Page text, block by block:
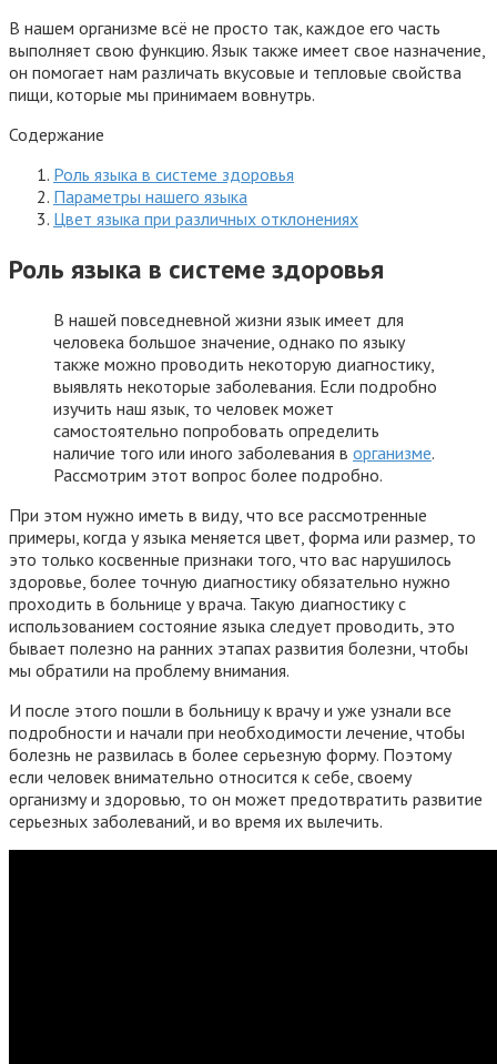
В нашем организме всё не просто так, каждое его часть
выполняет свою функцию. Язык также имеет свое назначение,
он помогает нам различать вкусовые и тепловые свойства
пищи, которые мы принимаем вовнутрь.
Содержание
Роль языка в системе здоровья
Параметры нашего языка
Цвет языка при различных отклонениях
Роль языка в системе здоровья
В нашей повседневной жизни язык имеет для
человека большое значение, однако по языку
также можно проводить некоторую диагностику,
выявлять некоторые заболевания. Если подробно
изучить наш язык, то человек может
самостоятельно попробовать определить
наличие того или иного заболевания в организме.
Рассмотрим этот вопрос более подробно.
При этом нужно иметь в виду, что все рассмотренные
примеры, когда у языка меняется цвет, форма или размер, то
это только косвенные признаки того, что вас нарушилось
здоровье, более точную диагностику обязательно нужно
проходить в больнице у врача. Такую диагностику с
использованием состояние языка следует проводить, это
бывает полезно на ранних этапах развития болезни, чтобы
мы обратили на проблему внимания.
И после этого пошли в больницу к врачу и уже узнали все
подробности и начали при необходимости лечение, чтобы
болезнь не развилась в более серьезную форму. Поэтому
если человек внимательно относится к себе, своему
организму и здоровью, то он может предотвратить развитие
серьезных заболеваний, и во время их вылечить.